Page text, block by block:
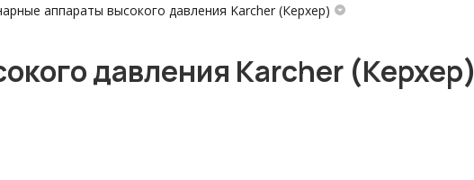
аппараты высокого давления Karcher (Керхер)
давления Karcher (Керхер)